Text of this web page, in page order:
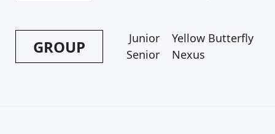
GROUP
Junior
Senior
Yellow Butterfly
Nexus